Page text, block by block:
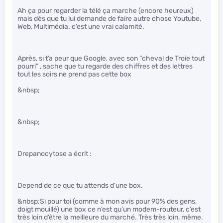
Ah ça pour regarder la télé ça marche (encore heureux)
mais dès que tu lui demande de faire autre chose Youtube,
Web, Multimédia. c’est une vrai calamité.
Après, si t’a peur que Google, avec son “cheval de Troie tout
pourri” , sache que tu regarde des chiffres et des lettres
tout les soirs ne prend pas cette box
&nbsp;
&nbsp;
Drepanocytose a écrit :
Depend de ce que tu attends d’une box.
&nbsp;Si pour toi (comme à mon avis pour 90% des gens,
doigt mouillé) une box ce n’est qu’un modem-routeur, c’est
très loin d’être la meilleure du marché. Très très loin, même.